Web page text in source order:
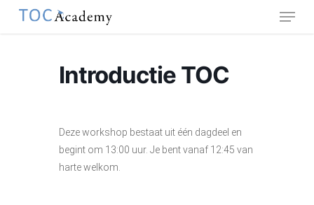
Menu
Introductie TOC
Deze workshop bestaat uit één dagdeel en
begint om 13:00 uur. Je bent vanaf 12:45 van
harte welkom.